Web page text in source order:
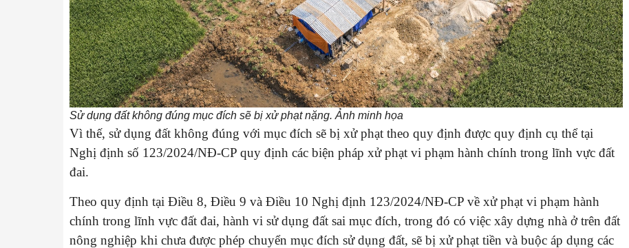
Sử dụng đất không đúng mục đích sẽ bị xử phạt nặng. Ảnh minh họa
Vì thế, sử dụng đất không đúng với mục đích sẽ bị xử phạt theo quy định được quy định cụ thể tại
Nghị định số 123/2024/NĐ-CP quy định các biện pháp xử phạt vi phạm hành chính trong lĩnh vực đất
đai.
Theo quy định tại Điều 8, Điều 9 và Điều 10 Nghị định 123/2024/NĐ-CP về xử phạt vi phạm hành
chính trong lĩnh vực đất đai, hành vi sử dụng đất sai mục đích, trong đó có việc xây dựng nhà ở trên đất
nông nghiệp khi chưa được phép chuyển mục đích sử dụng đất, sẽ bị xử phạt tiền và buộc áp dụng các
ĐĂNG KÝ TƯ VẤN MIỄN PHÍ